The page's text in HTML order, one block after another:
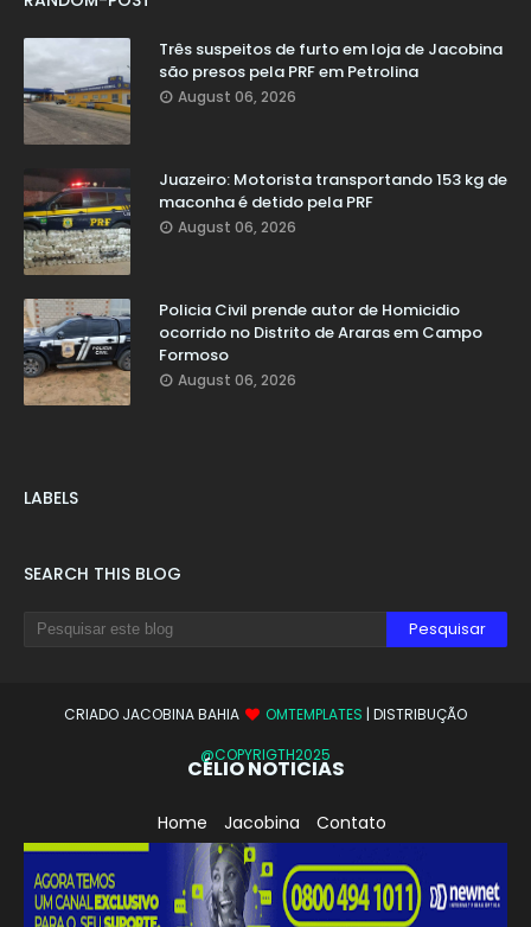
Três suspeitos de furto em loja de Jacobina
são presos pela PRF em Petrolina
August 06, 2026
Juazeiro: Motorista transportando 153 kg de
maconha é detido pela PRF
August 06, 2026
Policia Civil prende autor de Homicidio
ocorrido no Distrito de Araras em Campo
Formoso
August 06, 2026
LABELS
SEARCH THIS BLOG
CRIADO JACOBINA BAHIA OMTEMPLATES | DISTRIBUÇÃO
@COPYRIGTH2025
CÉLIO NOTICIAS
Home Jacobina Contato